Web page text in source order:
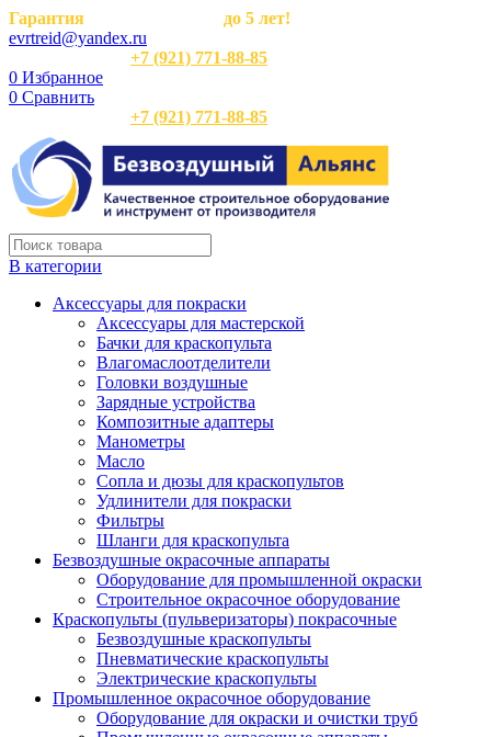
Гарантия
до 5 лет!
evrtreid@yandex.ru
+7 (921) 771-88-85
0 Избранное
0 Сравнить
+7 (921) 771-88-85
В категории
Аксессуары для покраски
Аксессуары для мастерской
Бачки для краскопульта
Влагомаслоотделители
Головки воздушные
Зарядные устройства
Композитные адаптеры
Манометры
Масло
Сопла и дюзы для краскопультов
Удлинители для покраски
Фильтры
Шланги для краскопульта
Безвоздушные окрасочные аппараты
Оборудование для промышленной окраски
Строительное окрасочное оборудование
Краскопульты (пульверизаторы) покрасочные
Безвоздушные краскопульты
Пневматические краскопульты
Электрические краскопульты
Промышленное окрасочное оборудование
Оборудование для окраски и очистки труб